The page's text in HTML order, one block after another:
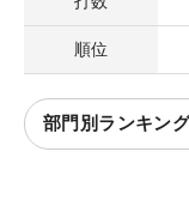
順位
部門別ランキン